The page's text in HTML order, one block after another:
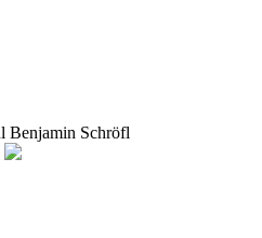
Benjamin Schröfl